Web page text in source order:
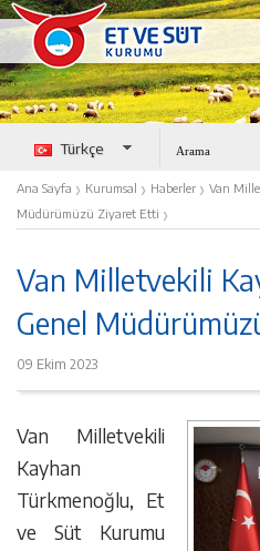
Türkçe
Ana Sayfa › Kurumsal › Haberler › Van
Müdürümüzü Ziyaret Etti ›
Van Milletvekili
Genel
09 Ekim 2023
Van Milletvekili
Kayhan
Türkmenoğlu, Et
ve Süt Kurumu